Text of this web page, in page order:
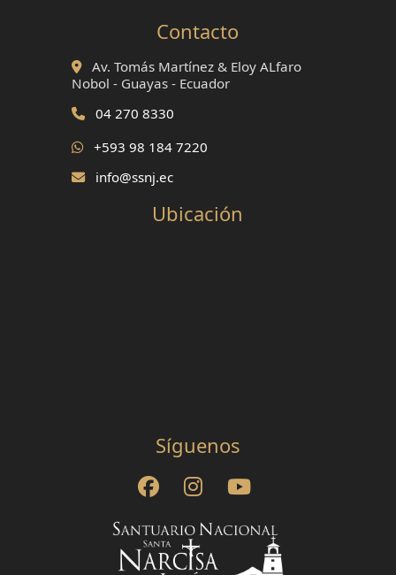
Contacto
Av. Tomás Martínez & Eloy ALfaro
Nobol - Guayas - Ecuador
04 270 8330
+593 98 184 7220
info@ssnj.ec
Ubicación
Síguenos